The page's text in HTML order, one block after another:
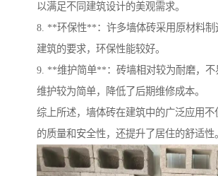
以满足不同建筑设计的美观需求。
8. **环保性**：许多墙体砖采用原材料制
建筑的要求，环保性能较好。
9. **维护简单**：砖墙相对较为耐磨，不
维护较为简单，降低了后期维修成本。
综上所述，墙体砖在建筑中的广泛应用不
的质量和安全性，还提升了居住的舒适性。